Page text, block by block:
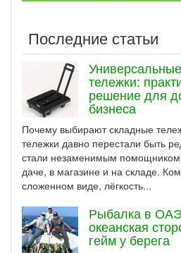
Последние статьи
тележки:
решение для
бизнеса
Почему выбирают складные
тележки давно перестали быть
стали незаменимым
даче, в магазине и на складе.
сложенном виде, лёгкость...
Рыбалка в
океанская
гейм у берега